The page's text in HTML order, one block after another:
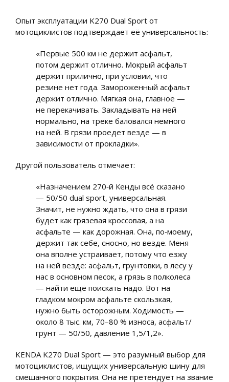
Опыт эксплуатации K270 Dual Sport от
мотоциклистов подтверждает её универсальность:
«Первые 500 км не держит асфальт,
потом держит отлично. Мокрый асфальт
держит прилично, при условии, что
резине нет года. Замороженный асфальт
держит отлично. Мягкая она, главное —
не перекачивать. Закладывать на ней
нормально, на треке баловался немного
на ней. В грязи проедет везде — в
зависимости от прокладки».
Другой пользователь отмечает:
«Назначением 270‑й Кенды всё сказано
— 50/50 dual sport, универсальная.
Значит, не нужно ждать, что она в грязи
будет как грязевая кроссовая, а на
асфальте — как дорожная. Она, по‑моему,
держит так себе, сносно, но везде. Меня
она вполне устраивает, потому что езжу
на ней везде: асфальт, грунтовки, в лесу у
нас в основном песок, а грязь в полколеса
— найти ещё поискать надо. Вот на
гладком мокром асфальте скользкая,
нужно быть осторожным. Ходимость —
около 8 тыс. км, 70–80 % износа, асфальт/
грунт — 50/50, давление 1,5/1,2».
KENDA K270 Dual Sport — это разумный выбор для
мотоциклистов, ищущих универсальную шину для
смешанного покрытия. Она не претендует на звание